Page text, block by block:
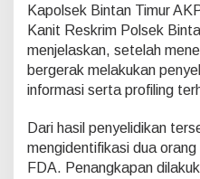
u
C
r
a
t
A
u
i
Kapolsek Bintan Timur
Kanit Reskrim Polsek
menjelaskan, setelah
bergerak melakukan
informasi serta profiling
Dari hasil penyelidikan
mengidentifikasi dua
FDA. Penangkapan